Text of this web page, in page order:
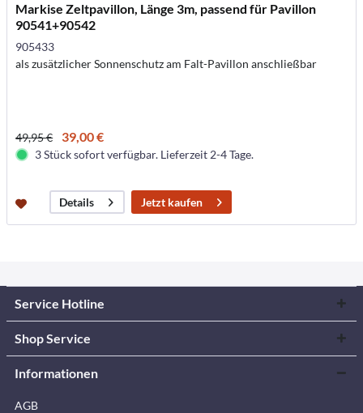
Markise Zeltpavillon, Länge 3m, passend für Pavillon
90541+90542
905433
als zusätzlicher Sonnenschutz am Falt-Pavillon anschließbar
49,95 € 39,00 €
3 Stück sofort verfügbar. Lieferzeit 2-4 Tage.
Details Jetzt kaufen
Service Hotline
Shop Service
Informationen
AGB